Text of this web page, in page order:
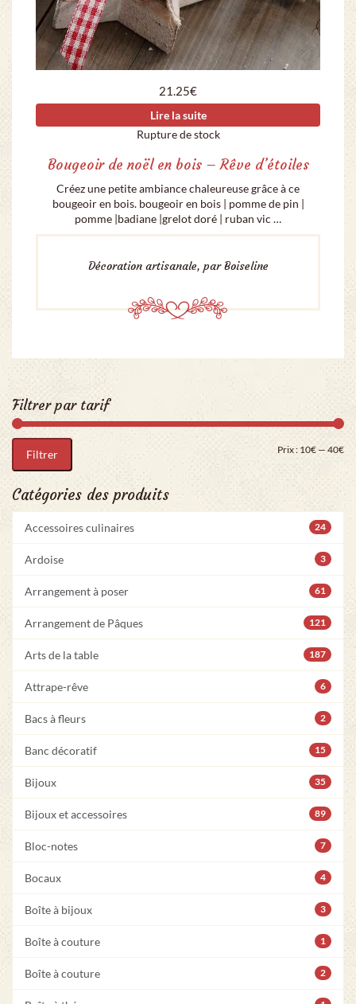
21.25€
Lire la suite
Rupture de stock
Bougeoir de noël en bois – Rêve d’étoiles
Créez une petite ambiance chaleureuse grâce à ce
bougeoir en bois. bougeoir en bois | pomme de pin |
pomme |badiane |grelot doré | ruban vic …
Décoration artisanale, par Boiseline
Filtrer par tarif
Filtrer Prix : 10€—40€
Catégories des produits
Accessoires culinaires 24
Ardoise 3
Arrangement à poser 61
Arrangement de Pâques 121
Arts de la table 187
Attrape-rêve 6
Bacs à fleurs 2
Banc décoratif 15
Bijoux 35
Bijoux et accessoires 89
Bloc-notes 7
Bocaux 4
Boîte à bijoux 3
Boîte à couture 1
Boîte à couture 2